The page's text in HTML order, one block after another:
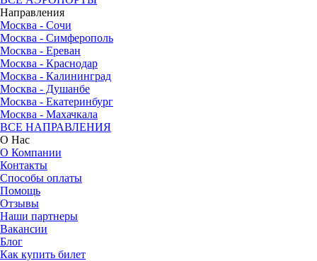
Направления
Москва - Сочи
Москва - Симферополь
Москва - Ереван
Москва - Краснодар
Москва - Калининград
Москва - Душанбе
Москва - Екатеринбург
Москва - Махачкала
ВСЕ НАПРАВЛЕНИЯ
О Нас
О Компании
Контакты
Способы оплаты
Помощь
Отзывы
Наши партнеры
Вакансии
Блог
Как купить билет